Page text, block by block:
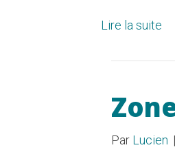
Lire la suite
Par Lucien |